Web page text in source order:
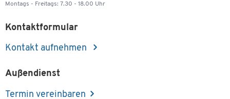
Montags - Freitags: 7.30 - 18.00 Uhr
Kontaktformular
Kontakt aufnehmen
Außendienst
Termin vereinbaren